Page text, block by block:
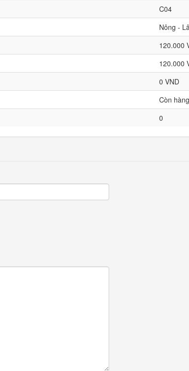
C04
Nông -
120.000
120.000
0 VND
Còn
0